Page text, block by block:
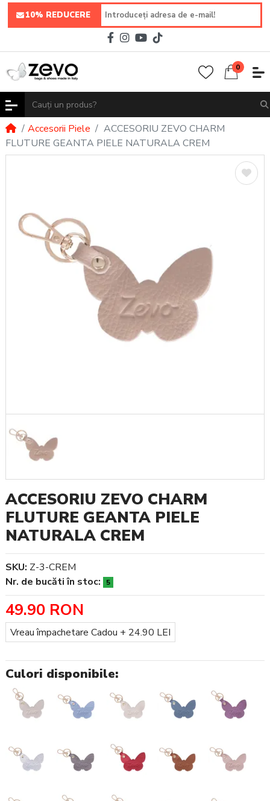
10% REDUCERE
0
Accesorii Piele
ACCESORIU ZEVO CHARM
FLUTURE GEANTA PIELE NATURALA CREM
ACCESORIU ZEVO CHARM
FLUTURE GEANTA PIELE
NATURALA CREM
Culori disponibile:
SKU: Z-3-CREM
Nr. de bucăti în stoc:
5
49.90 RON
Împachetare Cadou
Vreau împachetare Cadou + 24.90 LEI